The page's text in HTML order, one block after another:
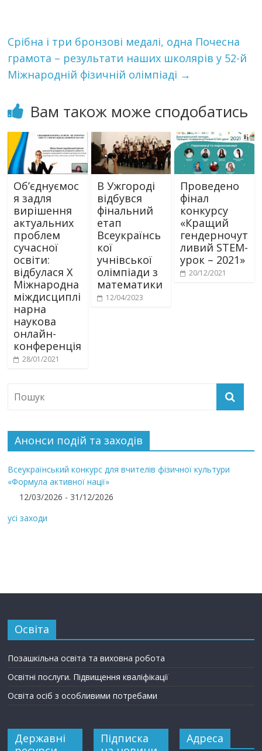
Срібна і три бронзові медалі, одна Почесна
грамота – результати наших школярів у 52-й
Міжнародній фізичній олімпіаді →
Вам також може сподобатись
Об’єднуємос
я задля
вирішення
актуальних
проблем
сучасної
освіти:
відбулася Х
Міжнародна
міждисциплі
нарна
наукова
онлайн-
конференція
28/01/2021
В Ужгороді
відбувся
фінальний
етап
Всеукраїнсь
кої
учнівської
олімпіади з
математики
12/04/2023
Проведено
фінал
конкурсу
«Кращий
гендерночут
ливий STEM-
урок – 2021»
20/12/2021
Анонси подій та заходів
Всеукраїнський конкурс для вчителів фізичної культури
«Формула активної нації»
12/03/2026 - 31/12/2026
усі заходи
Освіта
Позашкільна освіта та виховна робота
Освітні послуги. Підвищення кваліфікації
Освіта осіб з особливими потребами
Державні
Підписка
Адреса